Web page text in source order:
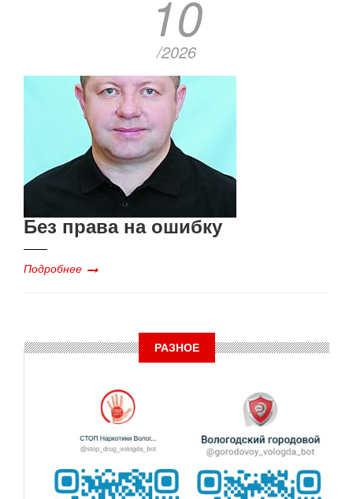
10
/2026
Без права на ошибку
Подробнее
РАЗНОЕ